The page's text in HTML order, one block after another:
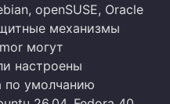
openSUSE, Oracle
механизмы
могут
настроены
по умолчанию